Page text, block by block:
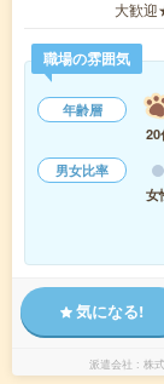
大歓
職場の雰囲気
年齢層
20
男女比率
女
気になる!
派遣会社 株